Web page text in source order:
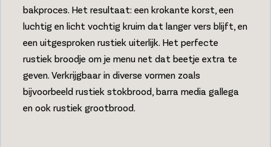
bakproces. Het resultaat: een krokante korst, een
luchtig en licht vochtig kruim dat langer vers blijft, en
een uitgesproken rustiek uiterlijk. Het perfecte
rustiek broodje om je menu net dat beetje extra te
geven. Verkrijgbaar in diverse vormen zoals
bijvoorbeeld rustiek stokbrood, barra media gallega
en ook rustiek grootbrood.